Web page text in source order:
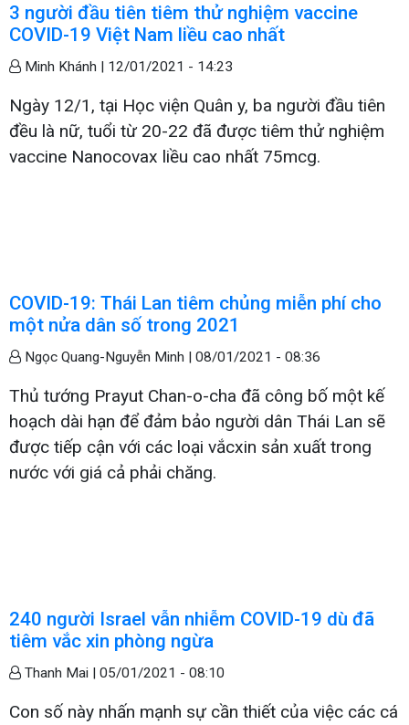
3 người đầu tiên tiêm thử nghiệm vaccine
COVID-19 Việt Nam liều cao nhất
Minh Khánh | 12/01/2021 - 14:23
Ngày 12/1, tại Học viện Quân y, ba người đầu tiên
đều là nữ, tuổi từ 20-22 đã được tiêm thử nghiệm
vaccine Nanocovax liều cao nhất 75mcg.
COVID-19: Thái Lan tiêm chủng miễn phí cho
một nửa dân số trong 2021
Ngọc Quang-Nguyễn Minh | 08/01/2021 - 08:36
Thủ tướng Prayut Chan-o-cha đã công bố một kế
hoạch dài hạn để đảm bảo người dân Thái Lan sẽ
được tiếp cận với các loại vắcxin sản xuất trong
nước với giá cả phải chăng.
240 người Israel vẫn nhiễm COVID-19 dù đã
tiêm vắc xin phòng ngừa
Thanh Mai | 05/01/2021 - 08:10
Con số này nhấn mạnh sự cần thiết của việc các cá